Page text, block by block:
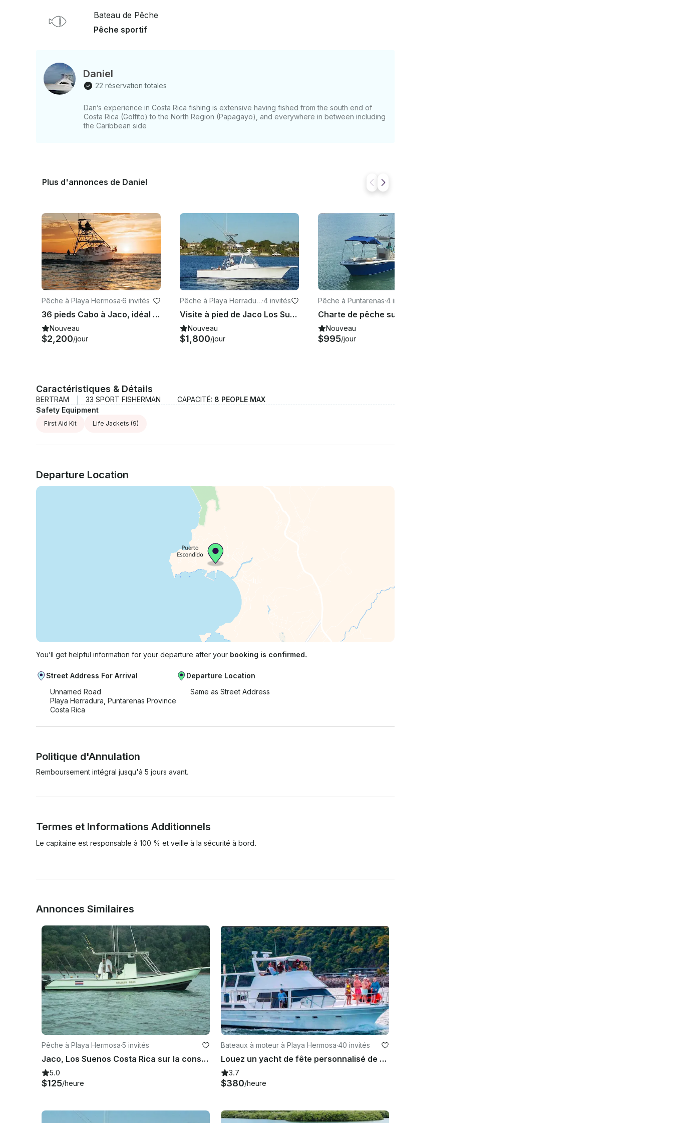
de votre journée sur le Pacifique.
Bateau de Pêche
Pêche sportif
Daniel
22 réservation totales
Dan’s experience in Costa Rica fishing is extensive having fished from the south end of
Costa Rica (Golfito) to the North Region (Papagayo), and everywhere in between including
the Caribbean side
Plus d'annonces de Daniel
Pêche à Playa Hermosa·6 invités
36 pieds Cabo à Jaco, idéal pour la pêche, la fête ou les croisières au coucher du soleil.
Nouveau
$2,200/jour
Pêche à Playa Herradur
a
·4 invités
Visite à pied de Jaco Los Suenos 33
Nouveau
$1,800/jour
Pêche à Puntarenas·4 invités
Nouveau
$995/jour
Caractéristiques & Détails
BERTRAM 33 SPORT FISHERMAN CAPACITÉ: 8 PEOPLE MAX
Safety Equipment
First Aid Kit Life Jackets (9)
Departure Location
You’ll get helpful information for your departure after your booking is confirmed.
Street Address For Arrival
Unnamed Road
Playa Herradura, Puntarenas Province
Costa Rica
Departure Location
Same as Street Address
Politique d'Annulation
Remboursement intégral jusqu'à 5 jours avant.
Termes et Informations Additionnels
Le capitaine est responsable à 100 % et veille à la sécurité à bord.
Annonces Similaires
Pêche à Playa Hermosa·5 invités
Jaco, Los Suenos Costa Rica sur la console centrale de 30 pieds
5.0
$125/heure
Bateaux à moteur à Playa Hermosa·40 invités
Louez un yacht de fête personnalisé de 52 pieds à Jaco, Costa Rica
3.7
$380/heure